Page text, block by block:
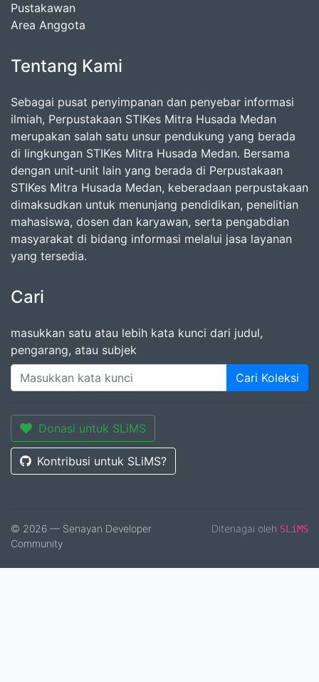
Pustakawan
Area Anggota
Tentang Kami
Sebagai pusat penyimpanan dan penyebar informasi
ilmiah, Perpustakaan STIKes Mitra Husada Medan
merupakan salah satu unsur pendukung yang berada
di lingkungan STIKes Mitra Husada Medan. Bersama
dengan unit-unit lain yang berada di Perpustakaan
STIKes Mitra Husada Medan, keberadaan perpustakaan
dimaksudkan untuk menunjang pendidikan, penelitian
mahasiswa, dosen dan karyawan, serta pengabdian
masyarakat di bidang informasi melalui jasa layanan
yang tersedia.
Cari
masukkan satu atau lebih kata kunci dari judul,
pengarang, atau subjek
Cari Koleksi
Donasi untuk SLiMS
Kontribusi untuk SLiMS?
© 2026 — Senayan Developer
Community
Ditenagai oleh SLiMS